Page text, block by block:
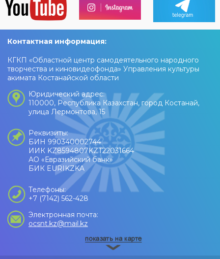
Контактная информация:
КГКП «Областной центр самодеятельного народного
творчества и киновидеофонда» Управления культуры
акимата Костанайской области
Юридический адрес:
110000, Республика Казахстан, город Костанай,
улица Лермонтова, 15
Реквизиты:
БИН 990340002744
ИИК KZ8594807KZT22031664
АО «Евразийский банк»
БИК EURIKZKA
Телефоны:
+7 (7142) 562-428
Электронная почта:
ocsnt.kz@mail.kz